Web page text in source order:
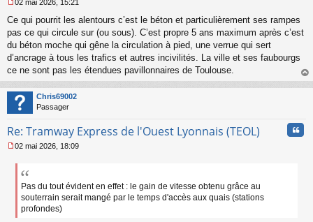
u
e
s
g
e
n
o
n
l
02 mai 2026, 15:21
Ce qui pourrit les alentours c’est le béton et particulièrement ses rampes
pas ce qui circule sur (ou sous). C’est propre 5 ans maximum après c’est
du béton moche qui gêne la circulation à pied, une verrue qui sert
d’ancrage à tous les trafics et autres incivilités. La ville et ses faubourgs
ce ne sont pas les étendues pavillonnaires de Toulouse.
au
Chris69002
Passager
Re: Tramway Express de l'Ouest Lyonnais (TEOL)
e
e
02 mai 2026, 18:09
Pas du tout évident en effet : le gain de vitesse obtenu grâce au
souterrain serait mangé par le temps d'accès aux quais (stations
profondes)